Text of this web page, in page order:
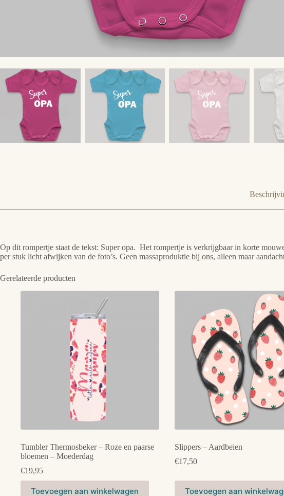
Op dit rompertje staat de tekst: Super opa. Het rompertje is verkrijgbaar in korte
per stuk licht afwijken van de foto’s. Geen massaproduktie bij ons, alleen maar
Gerelateerde producten
Tumbler Thermosbeker – Roze en paarse
bloemen – Moederdag
€19,95
Toevoegen aan winkelwagen
Slippers – Aardbeien
€17,50
Toevoegen aan